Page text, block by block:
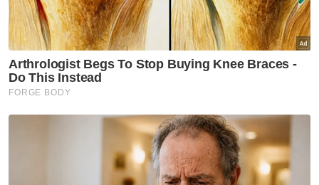
kerana tidak mahu ke penjara, bukan kerana
dia melakukan kesalahan, jadi ini tidak ikhlas,”